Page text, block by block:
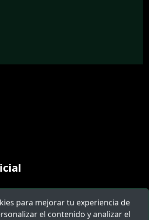
para mejorar tu experiencia de
el contenido y analizar el